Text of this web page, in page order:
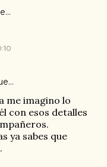
me imagino lo
con esos detalles
ya sabes que